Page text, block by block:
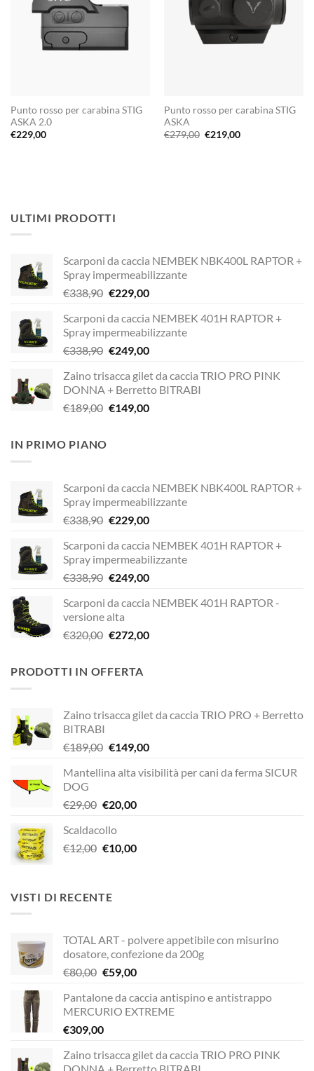
Punto rosso per carabina STIG
ASKA 2.0
€229,00
Punto rosso per carabina STIG
ASKA
€279,00 Il
prezzo
€219,00Il
ULTIMI PRODOTTI
Scarponi da caccia NEMBEK NBK400L RAPTOR +
Spray impermeabilizzante
€338,90 Il
originale
era:
€338,90.
€229,00Il
attuale
è:
€229,00.
Scarponi da caccia NEMBEK 401H RAPTOR +
Spray impermeabilizzante
€338,90 Il
originale
era:
€338,90.
€249,00Il
attuale
è:
€249,00.
Zaino trisacca gilet da caccia TRIO PRO PINK
DONNA + Berretto BITRABI
€189,00 Il
€149,00Il
IN PRIMO PIANO
Scarponi da caccia NEMBEK NBK400L RAPTOR +
Spray impermeabilizzante
€338,90 Il
originale
era:
€338,90.
€229,00Il
attuale
è:
€229,00.
Scarponi da caccia NEMBEK 401H RAPTOR +
Spray impermeabilizzante
€338,90 Il
originale
era:
€338,90.
€249,00Il
attuale
€249,00.
Scarponi da caccia NEMBEK 401H RAPTOR -
versione alta
€320,00 Il
era:
€272,00Il
PRODOTTI IN OFFERTA
Zaino trisacca gilet da caccia TRIO PRO + Berretto
BITRABI
€189,00 Il
originale
€189,00.
€149,00Il
attuale
Mantellina alta visibilità per cani da ferma SICUR
DOG
€29,00 Il
originale
era:
€20,00Il
è:
Scaldacollo
€12,00 Il
era:
€12,00.
€10,00Il
VISTI DI RECENTE
TOTAL ART - polvere appetibile con misurino
dosatore, confezione da 200g
€80,00 Il
originale
era:
€80,00.
€59,00Il
attuale
è:
Pantalone da caccia antispino e antistrappo
MERCURIO EXTREME
€309,00
Zaino trisacca gilet da caccia TRIO PRO PINK